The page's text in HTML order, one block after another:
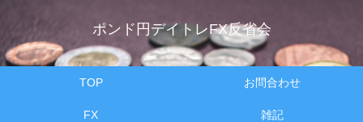
ポンド円デイトレFX反省会
TOP お問合わせ
FX 雑記